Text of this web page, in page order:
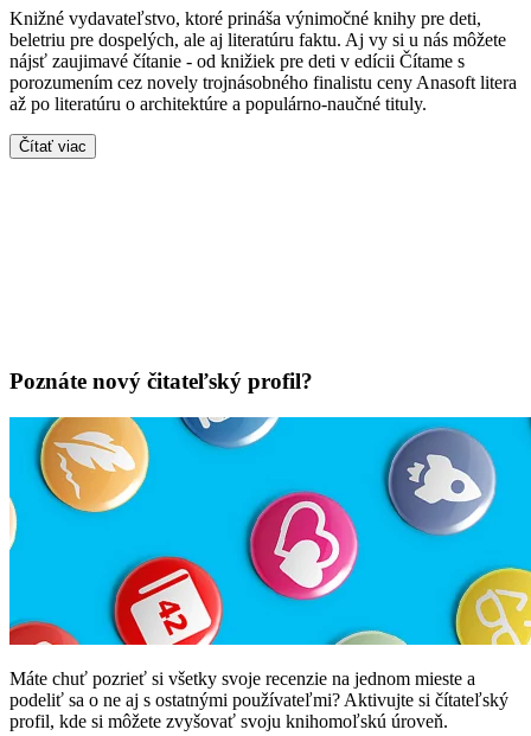
Knižné vydavateľstvo, ktoré prináša výnimočné knihy pre deti,
beletriu pre dospelých, ale aj literatúru faktu. Aj vy si u nás môžete
nájsť zaujimavé čítanie - od knižiek pre deti v edícii Čítame s
porozumením cez novely trojnásobného finalistu ceny Anasoft litera
až po literatúru o architektúre a populárno-naučné tituly.
Čítať viac
Poznáte nový čitateľský profil?
Máte chuť pozrieť si všetky svoje recenzie na jednom mieste a
podeliť sa o ne aj s ostatnými používateľmi? Aktivujte si čítateľský
profil, kde si môžete zvyšovať svoju knihomoľskú úroveň.